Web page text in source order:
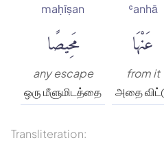
ʿanhā
عَنْهَا
from it
அதை
maḥīṣan
مَحِيصًا
any escape
ஒரு மீளுமிடத்தை
Transliteration: